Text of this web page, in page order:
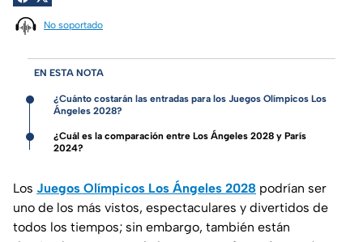
No soportado
EN ESTA NOTA
¿Cuánto costarán las entradas para los Juegos Olímpicos Los
Ángeles 2028?
¿Cuál es la comparación entre Los Ángeles 2028 y París
2024?
Los Juegos Olímpicos Los Ángeles 2028 podrían ser
uno de los más vistos, espectaculares y divertidos de
todos los tiempos; sin embargo, también están